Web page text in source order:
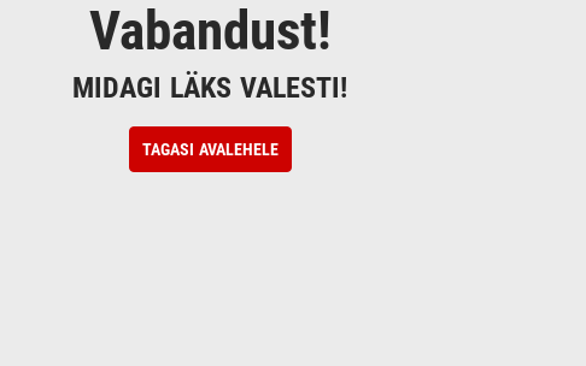
Vabandust!
MIDAGI LÄKS VALESTI!
TAGASI AVALEHELE